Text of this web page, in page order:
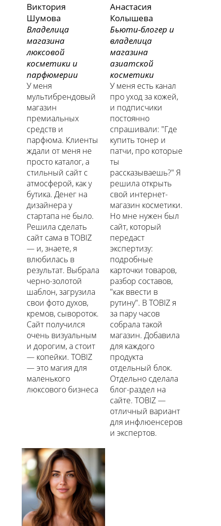
Виктория
Шумова
Владелица
магазина
люксовой
косметики и
парфюмерии
У меня
мультибрендовый
магазин
премиальных
средств и
парфюма. Клиенты
ждали от меня не
просто каталог, а
стильный сайт с
атмосферой, как у
бутика. Денег на
дизайнера у
стартапа не было.
Решила сделать
сайт сама в TOBIZ
— и, знаете, я
влюбилась в
результат. Выбрала
черно-золотой
шаблон, загрузила
свои фото духов,
кремов, сывороток.
Сайт получился
очень визуальным
и дорогим, а стоит
— копейки. TOBIZ
— это магия для
маленького
люксового бизнеса
Анастасия
Колышева
Бьюти-блогер и
владелица
магазина
азиатской
косметики
У меня есть канал
про уход за кожей,
и подписчики
постоянно
спрашивали: "Где
купить тонер и
патчи, про которые
ты
рассказываешь?" Я
решила открыть
свой интернет-
магазин косметики.
Но мне нужен был
сайт, который
передаст
экспертизу:
подробные
карточки товаров,
разбор составов,
"как ввести в
рутину". В TOBIZ я
за пару часов
собрала такой
магазин. Добавила
для каждого
продукта
отдельный блок.
Отдельно сделала
блог-раздел на
сайте. TOBIZ —
отличный вариант
для инфлюенсеров
и экспертов.